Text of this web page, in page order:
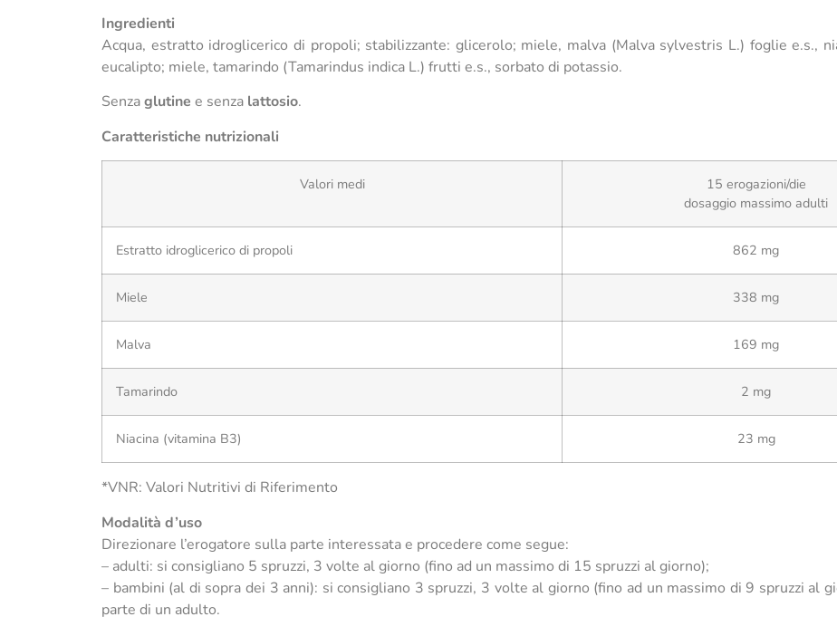
Ingredienti
Acqua, estratto idroglicerico di propoli; stabilizzante: glicerolo; miele, malva (Malva sylvestris L.) foglie e.s.,
eucalipto; miele, tamarindo (Tamarindus indica L.) frutti e.s., sorbato di potassio.
Senzaglutine e senza lattosio.
Caratteristiche nutrizionali
Valori medi
15 erogazioni/die
dosaggio massimo adulti
Estratto idroglicerico di propoli 862 mg
Miele 338 mg
Malva 169 mg
Tamarindo 2 mg
Niacina (vitamina B3) 23 mg
*VNR: Valori Nutritivi di Riferimento
Modalità d’uso
Direzionare l’erogatore sulla parte interessata e procedere come segue:
– adulti: si consigliano 5 spruzzi, 3 volte al giorno (fino ad un massimo di 15 spruzzi al giorno);
– bambini (al di sopra dei 3 anni): si consigliano 3 spruzzi, 3 volte al giorno (fino ad un massimo di 9 spruzzi al
parte di un adulto.